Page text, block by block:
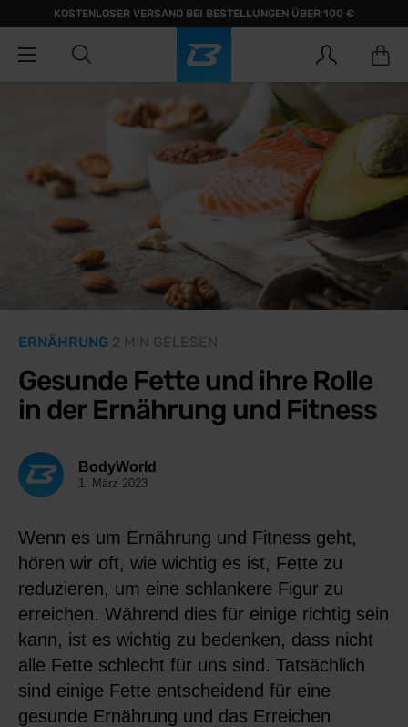
KOSTENLOSER VERSAND BEI BESTELLUNGEN ÜBER 100 €
ERNÄHRUNG 2 MIN GELESEN
Gesunde Fette und ihre Rolle
in der Ernährung und Fitness
BodyWorld
1. März 2023
Wenn es um Ernährung und Fitness geht,
hören wir oft, wie wichtig es ist, Fette zu
reduzieren, um eine schlankere Figur zu
erreichen. Während dies für einige richtig sein
kann, ist es wichtig zu bedenken, dass nicht
alle Fette schlecht für uns sind. Tatsächlich
sind einige Fette entscheidend für eine
gesunde Ernährung und das Erreichen